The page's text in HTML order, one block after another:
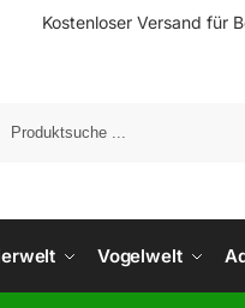
Kostenloser Versand für
Vogelwelt